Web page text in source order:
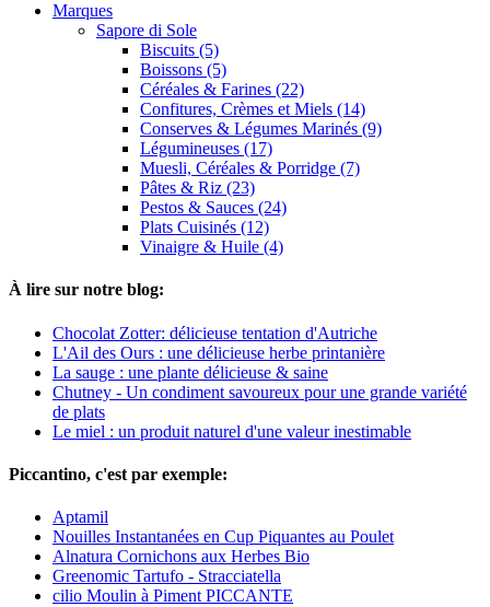
Marques
Sapore di Sole
Biscuits (5)
Boissons (5)
Céréales & Farines (22)
Confitures, Crèmes et Miels (14)
Conserves & Légumes Marinés (9)
Légumineuses (17)
Muesli, Céréales & Porridge (7)
Pâtes & Riz (23)
Pestos & Sauces (24)
Plats Cuisinés (12)
Vinaigre & Huile (4)
À lire sur notre blog:
Chocolat Zotter: délicieuse tentation d'Autriche
L'Ail des Ours : une délicieuse herbe printanière
La sauge : une plante délicieuse & saine
Chutney - Un condiment savoureux pour une grande variété
de plats
Le miel : un produit naturel d'une valeur inestimable
Piccantino, c'est par exemple:
Aptamil
Nouilles Instantanées en Cup Piquantes au Poulet
Alnatura Cornichons aux Herbes Bio
Greenomic Tartufo - Stracciatella
cilio Moulin à Piment PICCANTE